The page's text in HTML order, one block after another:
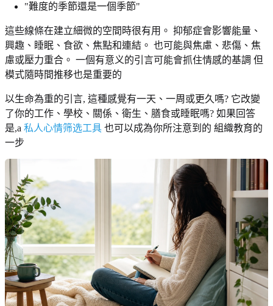
"難度的季節還是一個季節"
這些線條在建立細微的空間時很有用。 抑郁症會影響能量、
興趣、睡眠、食欲、焦點和連結。 也可能與焦慮、悲傷、焦
慮或壓力重合。 一個有意义的引言可能會抓住情感的基調 但
模式隨時間推移也是重要的
以生命為重的引言, 這種感覺有一天、一周或更久嗎? 它改變
了你的工作、學校、關係、衛生、膳食或睡眠嗎? 如果回答
是,a 私人心情筛选工具 也可以成為你所注意到的 組織教育的
一步